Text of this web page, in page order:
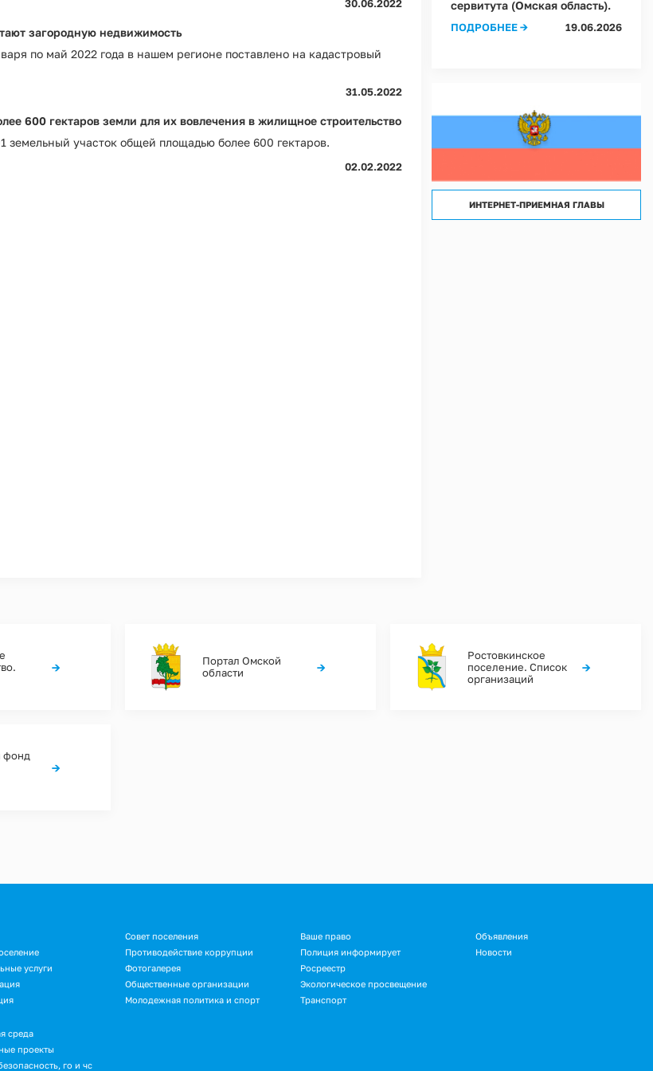
Сведения об установлении классов (подклассов) условий труда на рабочих местах в Администрации Ростовкинского
Сведения об установлении классов (подклассов) условий труда на рабочих местах в МКУ "Хозяйственное управление
Условия и результаты конкурсов
30.06.2022
загородную недвижимость
по май 2022 года в нашем регионе поставлено на кадастровый
31.05.2022
600 гектаров земли для их вовлечения в жилищное строительство
земельный участок общей площадью более 600 гектаров.
02.02.2022
сервитута (Омская область).
ПОДРОБНЕЕ → 19.06.2026
ИНТЕРНЕТ-ПРИЕМНАЯ ГЛАВЫ
→
Портал Омской
области
→
Ростовкинское
поселение. Список
организаций
→
фонд
→
услуги
Совет поселения
Противодействие коррупции
Фотогалерея
Общественные организации
Молодежная политика и спорт
Ваше право
Полиция информирует
Росреестр
Экологическое просвещение
Транспорт
Объявления
Новости
среда
проекты
го и чс